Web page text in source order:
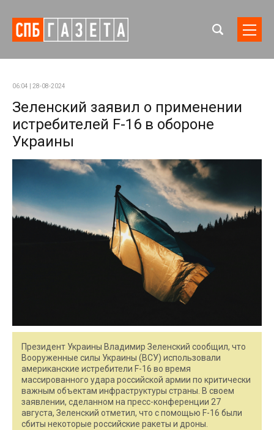
06:04 | 28-08-2024
Зеленский заявил о применении
истребителей F-16 в обороне
Украины
Президент Украины Владимир Зеленский сообщил, что
Вооруженные силы Украины (ВСУ) использовали
американские истребители F-16 во время
массированного удара российской армии по критически
важным объектам инфраструктуры страны. В своем
заявлении, сделанном на пресс-конференции 27
августа, Зеленский отметил, что с помощью F-16 были
сбиты некоторые российские ракеты и дроны.